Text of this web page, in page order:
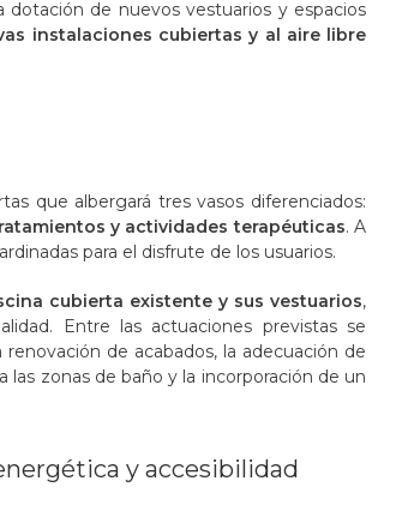
dotación de nuevos vestuarios y espacios
instalaciones cubiertas y al aire libre
que albergará tres vasos diferenciados:
y actividades terapéuticas. A
para el disfrute de los usuarios.
cubierta existente y sus vestuarios,
Entre las actuaciones previstas se
de acabados, la adecuación de
las zonas de baño y la incorporación de un
y accesibilidad